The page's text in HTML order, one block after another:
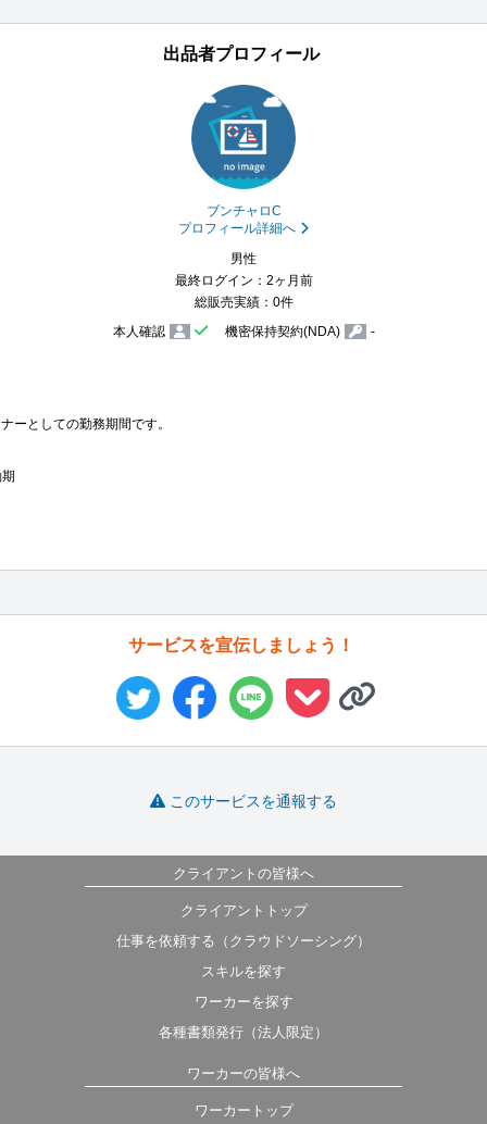
出品者プロフィール
ブンチャロC
プロフィール詳細へ
男性
最終ログイン：2ヶ月前
総販売実績：0件
本人確認
機密保持契約(NDA) -
ーとしての勤務期間です。
サービスを宣伝しましょう！
このサービスを通報する
クライアントの皆様へ
クライアントトップ
仕事を依頼する（クラウドソーシング）
スキルを探す
ワーカーを探す
各種書類発行（法人限定）
ワーカーの皆様へ
ワーカートップ